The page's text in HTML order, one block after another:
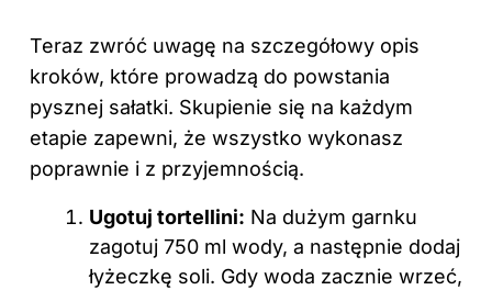
Teraz zwróć uwagę na szczegółowy opis
kroków, które prowadzą do powstania
pysznej sałatki. Skupienie się na każdym
etapie zapewni, że wszystko wykonasz
poprawnie i z przyjemnością.
Ugotuj tortellini: Na dużym garnku
zagotuj 750 ml wody, a następnie dodaj
łyżeczkę soli. Gdy woda zacznie wrzeć,